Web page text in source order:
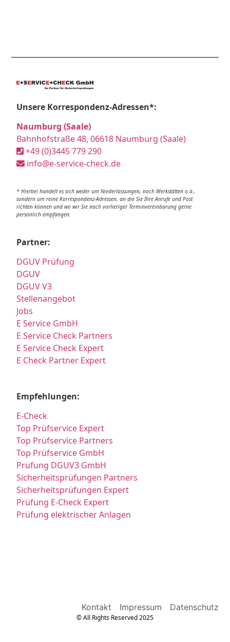
Unsere Korrespondenz-Adressen*:
Naumburg (Saale)
Bahnhofstraße 48, 06618 Naumburg (Saale)
+49 (0)3445 779 290
info@e-service-check.de
* Hierbei handelt es sich weder um Niederlassungen, noch Werkstätten o.ä.,
sondern um reine Korrespondenz-Adressen, an die Sie Ihre Anrufe und Post
richten können und wo wir Sie nach vorheriger Terminvereinbarung gerne
persönlich empfangen.
Partner:
DGUV Prüfung
DGUV
DGUV V3
Stellenangebot
Jobs
E Service GmbH
E Service Check Partners
E Service Check Expert
E Check Partner Expert
Empfehlungen:
E-Check
Top Prüfservice Expert
Top Prüfservice Partners
Top Prüfservice GmbH
Prüfung DGUV3 GmbH
Sicherheitsprüfungen Partners
Sicherheitsprüfungen Expert
Prüfung E-Check Expert
Prüfung elektrischer Anlagen
Kontakt Impressum Datenschutz
© All Rights Reserved 2025